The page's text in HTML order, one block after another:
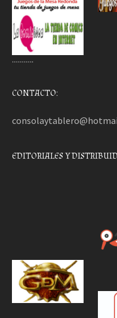
………..
CONTACTO:
EDITORIALES Y